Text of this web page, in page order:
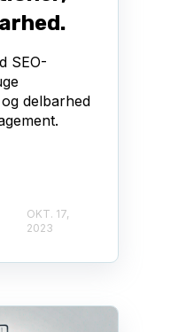
SEO-
delbarhed
OKT. 17,
2023